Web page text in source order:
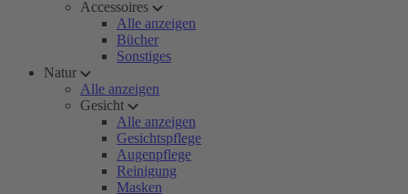
Accessoires
Alle anzeigen
Bücher
Sonstiges
Natur
Alle anzeigen
Gesicht
Alle anzeigen
Gesichtspflege
Augenpflege
Reinigung
Masken